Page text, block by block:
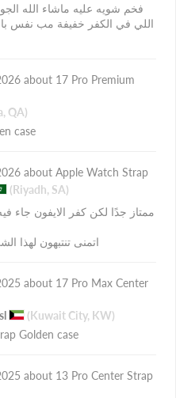
فخم شويه عليه ماشاء الله
اللي في الكفر خفيفة مب نفس
17 Pro Premium
QA)
case
Apple Watch Strap
(Riyadh, SA)
ممتاز جدًا لكن كفر الايفون
اتمنى تنتبهون لهذا
17 Pro Max Center
(Kuwait City, KW)
Golden case
13 Pro Center Strap